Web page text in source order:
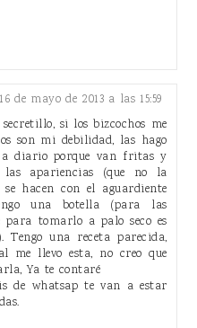
16 de mayo de 2013 a las 15:59
si los bizcochos me
son mi debilidad, las hago
diario porque van fritas y
apariencias (que no la
hacen con el aguardiente
una botella (para las
para tomarlo a palo seco es
una receta parecida,
me llevo esta, no creo que
Ya te contaré
de whatsap te van a estar